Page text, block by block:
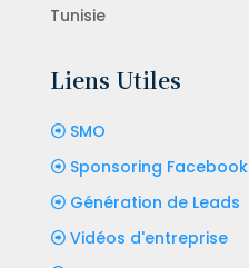
Tunisie
Liens Utiles
SMO
Sponsoring Facebook
Génération de Leads
Vidéos d'entreprise